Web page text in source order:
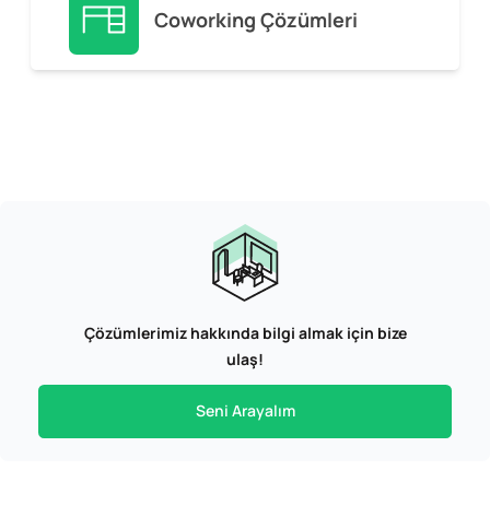
Coworking Çözümleri
Çözümlerimiz hakkında bilgi almak için bize
ulaş!
Seni Arayalım